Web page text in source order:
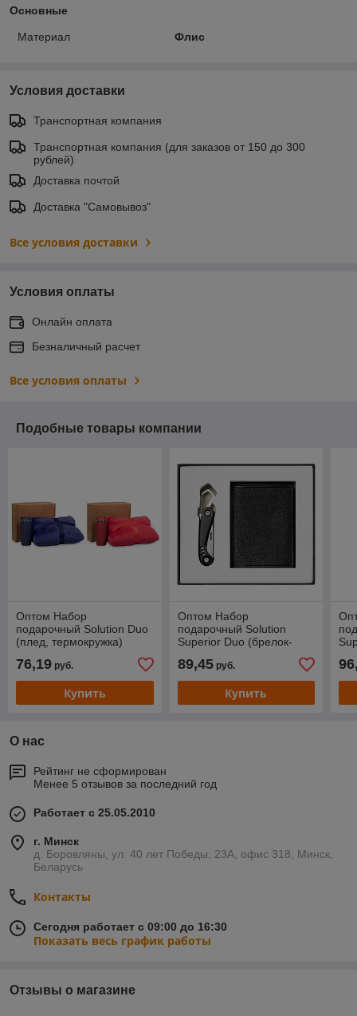
Основные
Материал Флис
Условия доставки
Транспортная компания
Транспортная компания (для заказов от 150 до 300
рублей)
Доставка почтой
Доставка "Самовывоз"
Все условия доставки
Условия оплаты
Онлайн оплата
Безналичный расчет
Все условия оплаты
Подобные товары компании
Оптом Набор
подарочный Solution Duo
(плед, термокружка)
76,19 руб.
Купить
Оптом Набор
подарочный Solution
Superior Duo (брелок-
футляр для карт Leather
Land)
89,45руб.
Купить
О нас
Рейтинг не сформирован
Менее 5 отзывов за последний год
Работает с 25.05.2010
г. Минск
д. Боровляны, ул. 40 лет Победы, 23А, офис 318, Минск,
Беларусь
Контакты
Сегодня работает с 09:00 до 16:30
Показать весь график работы
Отзывы о магазине